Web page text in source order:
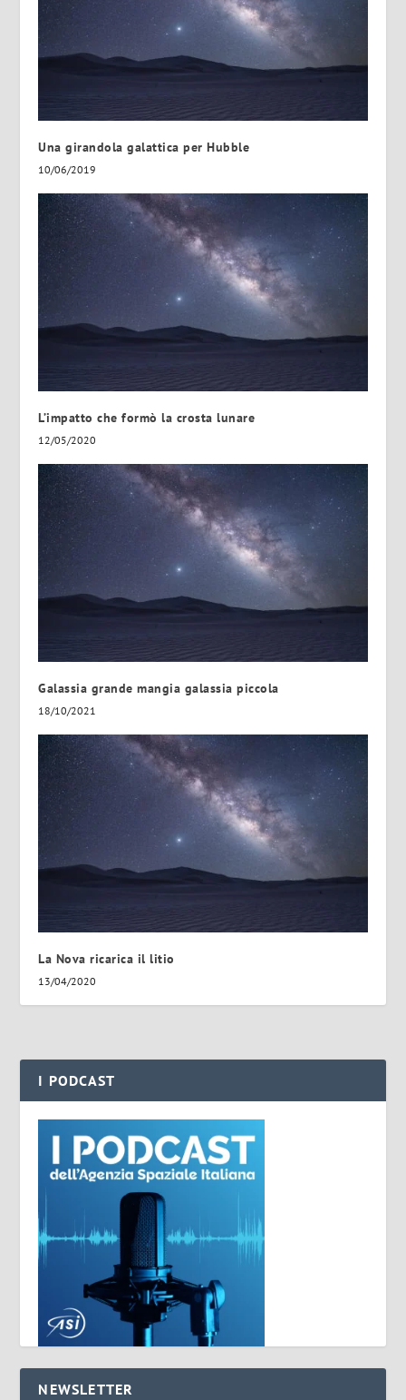
Una girandola galattica per Hubble
10/06/2019
L’impatto che formò la crosta lunare
12/05/2020
Galassia grande mangia galassia piccola
18/10/2021
La Nova ricarica il litio
13/04/2020
I PODCAST
NEWSLETTER